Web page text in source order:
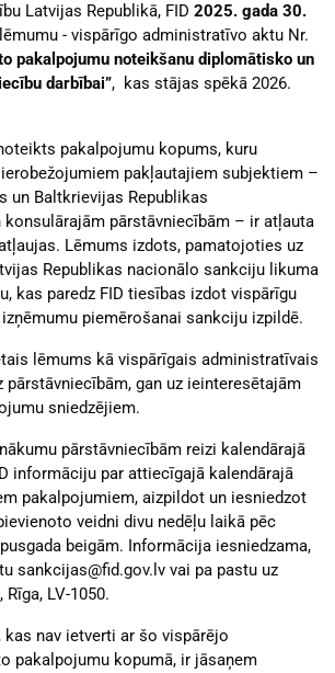
Latvijas Republikā, FID 2025. gada 30.
- vispārīgo administratīvo aktu Nr.
pakalpojumu noteikšanu diplomātisko un
darbībai”, kas stājas spēkā 2026.
pakalpojumu kopums, kuru
pakļautajiem subjektiem –
un Baltkrievijas Republikas
pārstāvniecībām – ir atļauta
Lēmums izdots, pamatojoties uz
Republikas nacionālo sankciju likuma
kas paredz FID tiesības izdot vispārīgu
piemērošanai sankciju izpildē.
lēmums kā vispārīgais administratīvais
gan uz ieinteresētajām
sniedzējiem.
pārstāvniecībām reizi kalendārajā
informāciju par attiecīgajā kalendārajā
pakalpojumiem, aizpildot un iesniedzot
veidni divu nedēļu laikā pēc
beigām. Informācija iesniedzama,
sankcijas@fid.gov.lv vai pa pastu uz
LV-1050.
kas nav ietverti ar šo vispārējo
pakalpojumu kopumā, ir jāsaņem